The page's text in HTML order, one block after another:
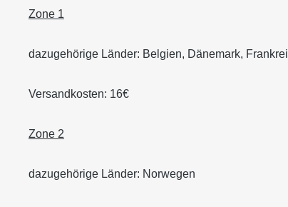
Zone 1
dazugehörige Länder: Belgien, Dänemark,
Versandkosten: 16€
Zone 2
dazugehörige Länder: Norwegen